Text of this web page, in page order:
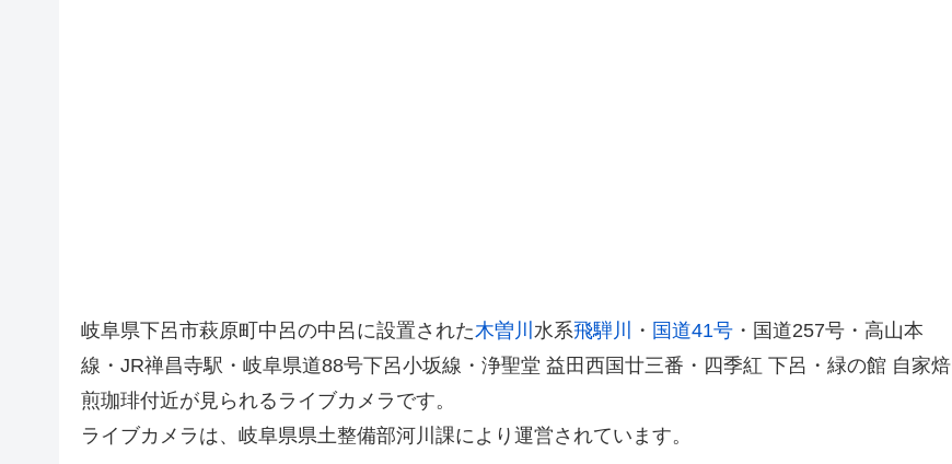
岐阜県下呂市萩原町中呂の中呂に設置された木曽川 水系飛騨川 ・ 国道41号 ・国道257号・高山本
線・JR禅昌寺駅・岐阜県道88号下呂小坂線・浄聖堂 益田西国廿三番・四季紅 下呂・緑の館 自家焙
煎珈琲付近が見られるライブカメラです。
ライブカメラは、岐阜県県土整備部河川課により運営されています。